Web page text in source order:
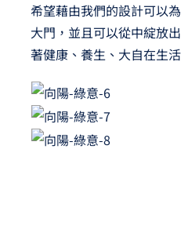
希望藉由我們的設計可以
大門，並且可以從中綻放
著健康、養生、大自在生活